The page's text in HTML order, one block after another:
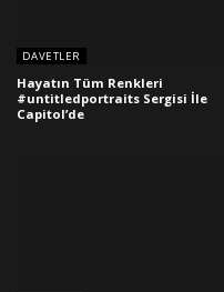
DAVETLER
Hayatın Tüm Renkleri
#untitledportraits Sergisi İle
Capitol’de